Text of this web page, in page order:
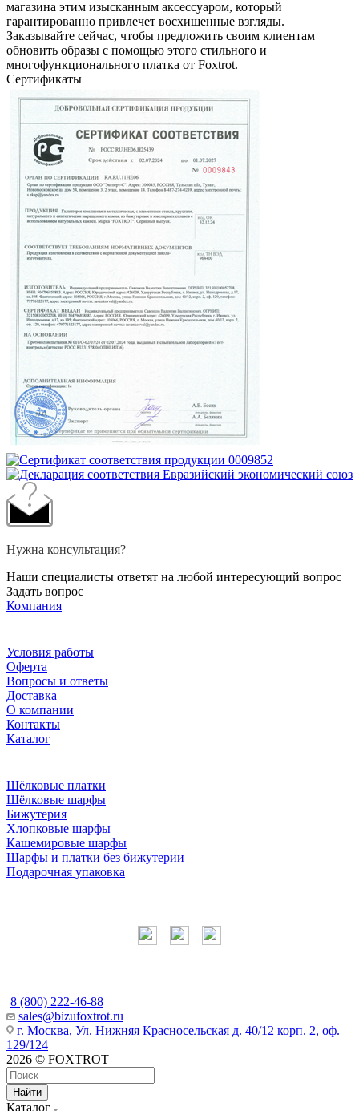
магазина этим изысканным аксессуаром, который
гарантированно привлечет восхищенные взгляды.
Заказывайте сейчас, чтобы предложить своим клиентам
обновить образы с помощью этого стильного и
многофункционального платка от Foxtrot.
Сертификаты
Нужна консультация?
Наши специалисты ответят на любой интересующий вопрос
Задать вопрос
Компания
Условия работы
Оферта
Вопросы и ответы
Доставка
О компании
Контакты
Каталог
Шёлковые платки
Шёлковые шарфы
Бижутерия
Хлопковые шарфы
Кашемировые шарфы
Шарфы и платки без бижутерии
Подарочная упаковка
8 (800) 222-46-88
sales@bizufoxtrot.ru
г. Москва, Ул. Нижняя Красносельская д. 40/12 корп. 2, оф.
129/124
2026 © FOXTROT
Найти
Каталог